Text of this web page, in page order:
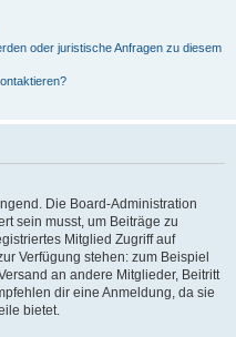
oder juristische Anfragen zu diesem
Die Board-Administration
sein musst, um Beiträge zu
Mitglied Zugriff auf
Verfügung stehen: zum Beispiel
an andere Mitglieder, Beitritt
dir eine Anmeldung, da sie
bietet.